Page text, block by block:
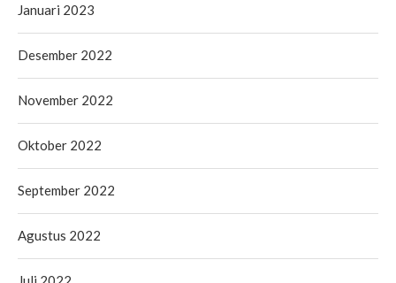
Januari 2023
Desember 2022
November 2022
Oktober 2022
September 2022
Agustus 2022